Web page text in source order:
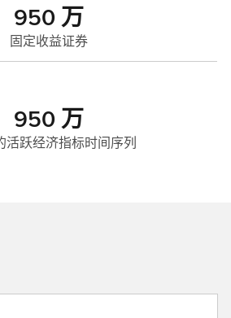
950 万
固定收益证券
950 万
活跃经济指标时间序列